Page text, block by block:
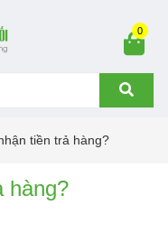
0
tiền trả hàng?
hàng?